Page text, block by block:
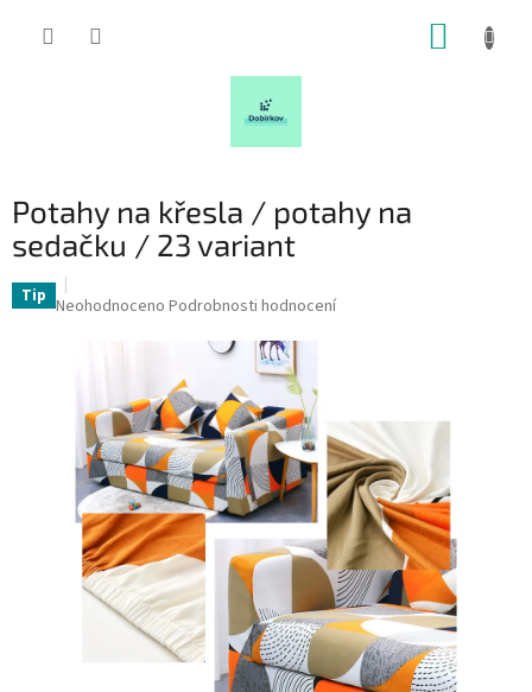
Potahy na křesla / potahy na
sedačku / 23 variant
Tip Průměrné
hvězdiček.
Neohodnoceno Podrobnosti hodnocení